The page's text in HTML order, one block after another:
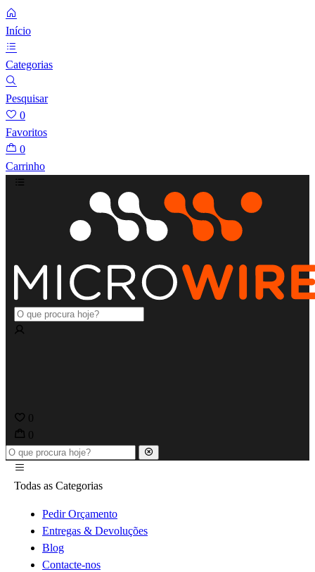
Início
Categorias
Pesquisar
0
Favoritos
0
Carrinho
0
0
Todas as Categorias
Pedir Orçamento
Entregas & Devoluções
Blog
Contacte-nos